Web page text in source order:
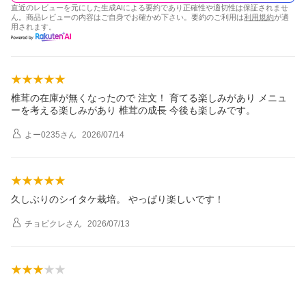
直近のレビューを元にした生成AIによる要約であり正確性や適切性は保証されませ
ん。商品レビューの内容はご自身でお確かめ下さい。要約のご利用は利用規約が適
用されます。
椎茸の在庫が無くなったので 注文！ 育てる楽しみがあり メニュ
ーを考える楽しみがあり 椎茸の成長 今後も楽しみです。
よー0235さん 2026/07/14
久しぶりのシイタケ栽培。 やっぱり楽しいです！
チョビクレさん 2026/07/13